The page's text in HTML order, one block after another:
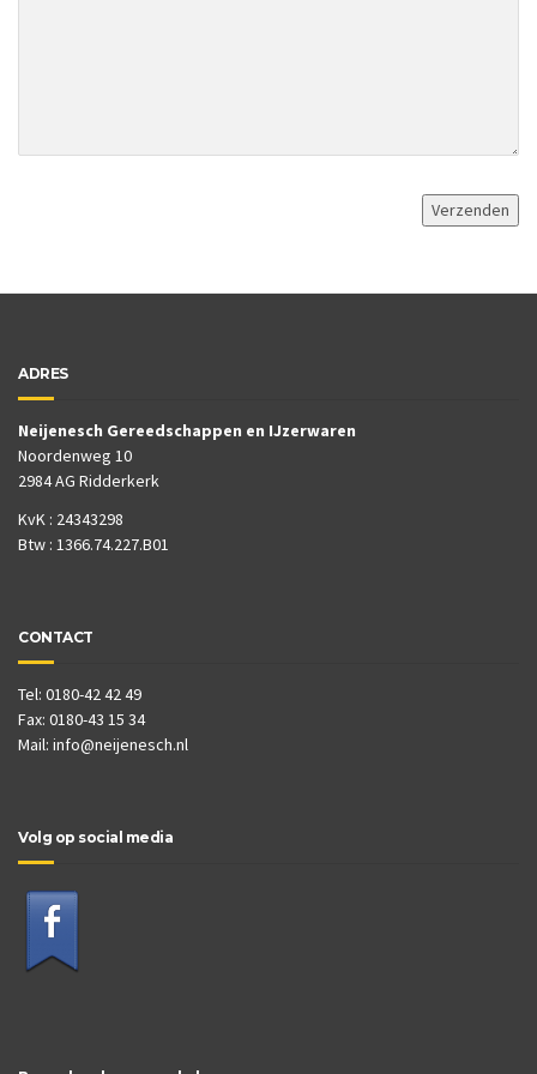
ADRES
Neijenesch Gereedschappen en IJzerwaren
Noordenweg 10
2984 AG Ridderkerk
KvK : 24343298
Btw : 1366.74.227.B01
CONTACT
Tel: 0180-42 42 49
Fax: 0180-43 15 34
Mail: info@neijenesch.nl
Volg op social media